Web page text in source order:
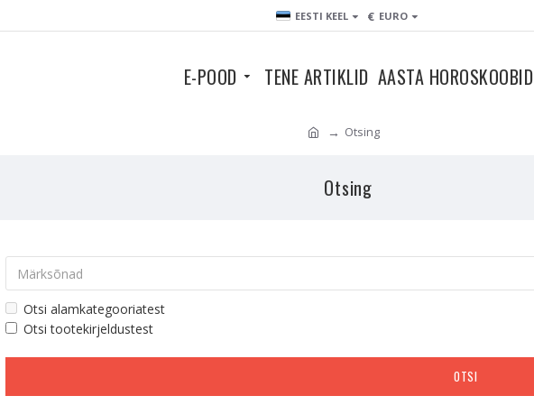
EESTI KEEL € EURO
E-POOD TENE ARTIKLID AASTA HOROSKOOBID
Otsing
Otsing
Otsi alamkategooriatest
Otsi tootekirjeldustest
OTSI